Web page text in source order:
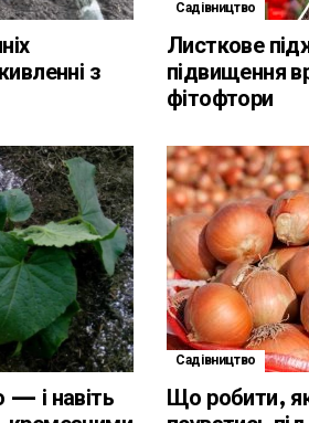
з
Садівництво
Листкове
підвищення
фітофтори
— і навіть
Садівництво
Що робити,